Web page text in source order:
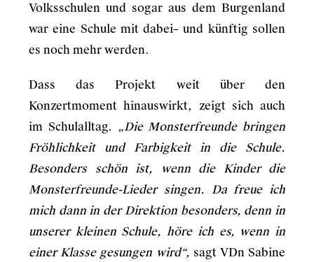
Volksschulen und sogar aus dem Burgenland
war eine Schule mit dabei– und künftig sollen
es noch mehr werden.
Dass das Projekt weit über den
Konzertmoment hinauswirkt, zeigt sich auch
im Schulalltag. „Die Monsterfreunde bringen
Fröhlichkeit und Farbigkeit in die Schule.
Besonders schön ist, wenn die Kinder die
Monsterfreunde-Lieder singen. Da freue ich
mich dann in der Direktion besonders, denn in
unserer kleinen Schule, höre ich es, wenn in
einer Klasse gesungen wird“, sagt VDn Sabine